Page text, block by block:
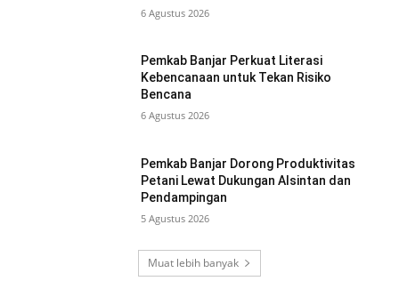
6 Agustus 2026
Pemkab Banjar Perkuat Literasi
Kebencanaan untuk Tekan Risiko
Bencana
6 Agustus 2026
Pemkab Banjar Dorong Produktivitas
Petani Lewat Dukungan Alsintan dan
Pendampingan
5 Agustus 2026
Muat lebih banyak